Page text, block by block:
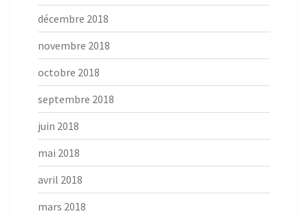
décembre 2018
novembre 2018
octobre 2018
septembre 2018
juin 2018
mai 2018
avril 2018
mars 2018